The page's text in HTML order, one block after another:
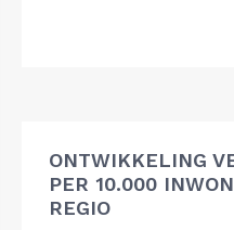
ONTWIKKELING
PER 10.000
REGIO